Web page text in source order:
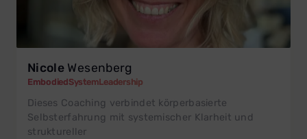
Nicole Wesenberg
EmbodiedSystemLeadership
Dieses Coaching verbindet körperbasierte
Selbsterfahrung mit systemischer Klarheit und
struktureller